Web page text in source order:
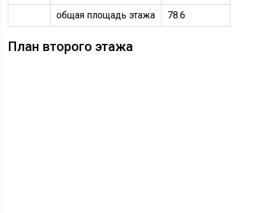
общая площадь этажа
78.6
План второго этажа